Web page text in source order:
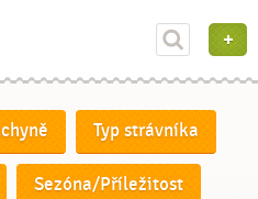
Typ strávníka
Sezóna/Příležitost